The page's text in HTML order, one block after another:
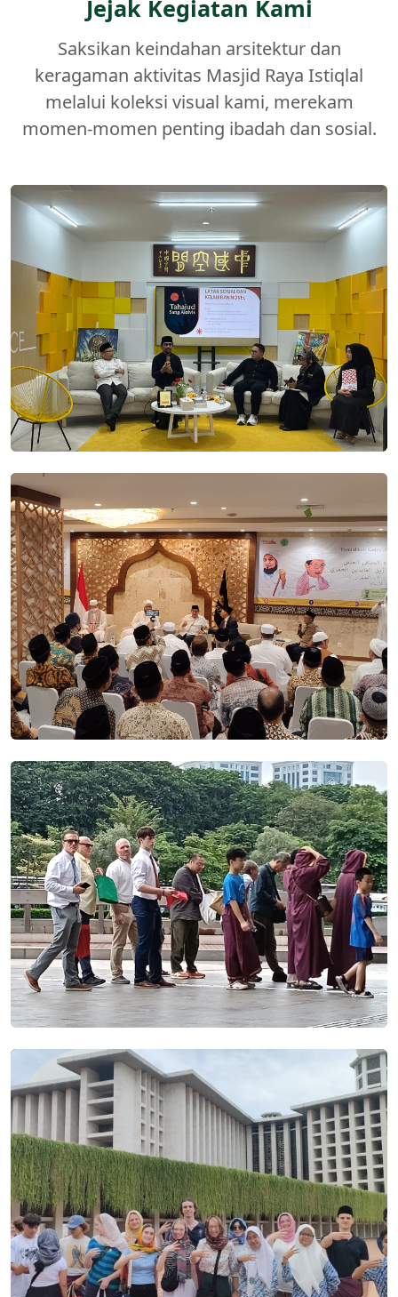
Jejak Kegiatan Kami
Saksikan keindahan arsitektur dan
keragaman aktivitas Masjid Raya Istiqlal
melalui koleksi visual kami, merekam
momen-momen penting ibadah dan sosial.